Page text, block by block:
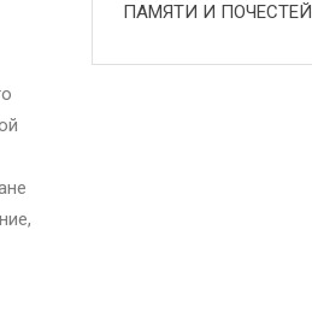
ПАМЯТИ И ПОЧЕСТЕЙ